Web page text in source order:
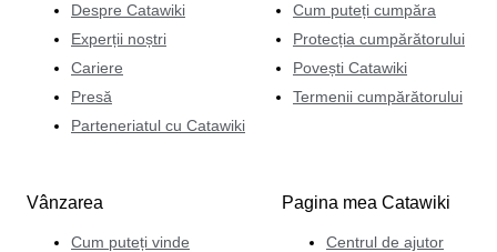
Despre Catawiki
Experții noștri
Cariere
Presă
Parteneriatul cu Catawiki
Cum puteți cumpăra
Protecția cumpărătorului
Povești Catawiki
Termenii cumpărătorului
Vânzarea
Cum puteți vinde
Pagina mea Catawiki
Centrul de ajutor